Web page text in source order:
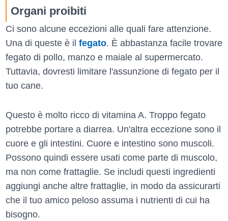
Organi proibiti
Ci sono alcune eccezioni alle quali fare attenzione.
Una di queste è il fegato. È abbastanza facile trovare
fegato di pollo, manzo e maiale al supermercato.
Tuttavia, dovresti limitare l'assunzione di fegato per il
tuo cane.
Questo è molto ricco di vitamina A. Troppo fegato
potrebbe portare a diarrea. Un'altra eccezione sono il
cuore e gli intestini. Cuore e intestino sono muscoli.
Possono quindi essere usati come parte di muscolo,
ma non come frattaglie. Se includi questi ingredienti
aggiungi anche altre frattaglie, in modo da assicurarti
che il tuo amico peloso assuma i nutrienti di cui ha
bisogno.